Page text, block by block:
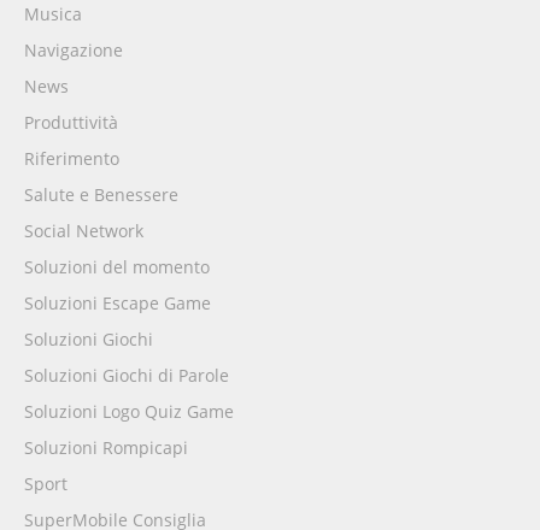
Musica
Navigazione
News
Produttività
Riferimento
Salute e Benessere
Social Network
Soluzioni del momento
Soluzioni Escape Game
Soluzioni Giochi
Soluzioni Giochi di Parole
Soluzioni Logo Quiz Game
Soluzioni Rompicapi
Sport
SuperMobile Consiglia